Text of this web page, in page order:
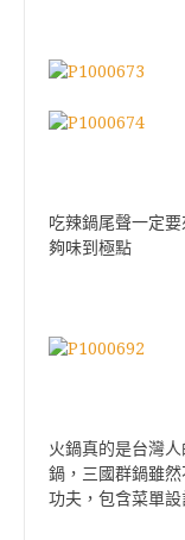
吃辣鍋尾聲一定
夠味到極點
火鍋真的是台灣
鍋，三國群鍋雖
功夫，包含菜單